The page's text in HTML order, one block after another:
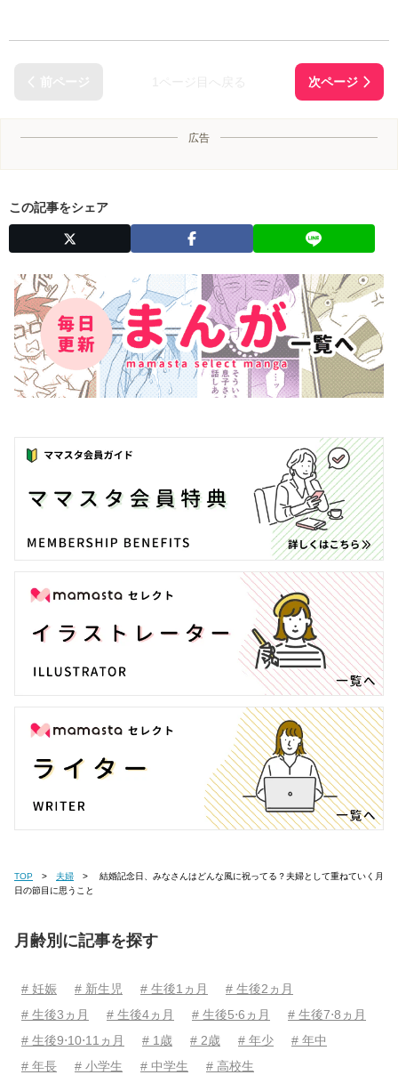
広告
この記事をシェア
TOP 夫婦
日の節目に思うこと
月齢別に記事を探す
# 妊娠 # 新生児 # 生後1ヵ月
# 生後2ヵ月
# 生後3ヵ月
# 生後4ヵ月 # 生後5⋅6ヵ月
# 生後7⋅8ヵ月
# 生後9⋅10⋅11ヵ月
# 1歳 # 2歳 # 年少
# 年中
# 年長
# 小学生 # 中学生 # 高校生